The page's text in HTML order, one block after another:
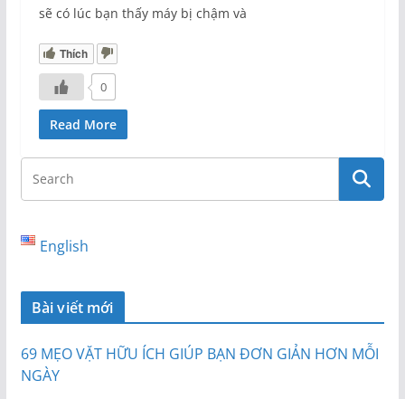
sẽ có lúc bạn thấy máy bị chậm và
Thích
0
Read More
English
Bài viết mới
69 MẸO VẶT HỮU ÍCH GIÚP BẠN ĐƠN GIẢN HƠN MỖI
NGÀY